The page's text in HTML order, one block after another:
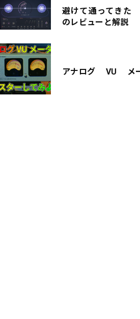
避けて通ってき
のレビューと解説
アナログ VU メー